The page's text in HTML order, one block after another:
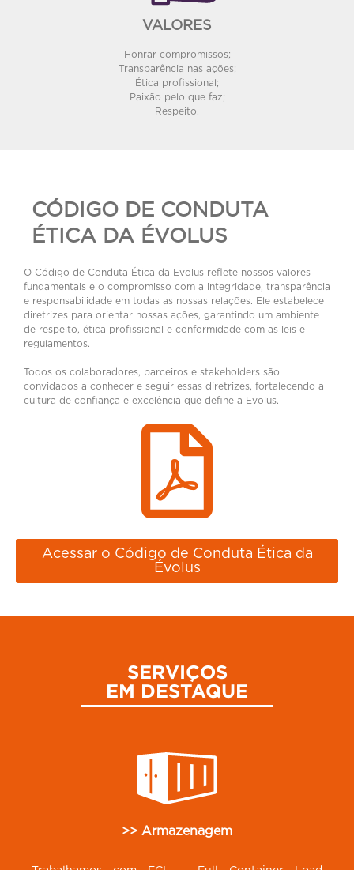
VALORES
Honrar compromissos;
Transparência nas ações;
Ética profissional;
Paixão pelo que faz;
Respeito.
CÓDIGO DE CONDUTA
ÉTICA DA ÉVOLUS
O Código de Conduta Ética da Evolus reflete nossos valores
fundamentais e o compromisso com a integridade, transparência
e responsabilidade em todas as nossas relações. Ele estabelece
diretrizes para orientar nossas ações, garantindo um ambiente
de respeito, ética profissional e conformidade com as leis e
regulamentos.
Todos os colaboradores, parceiros e stakeholders são
convidados a conhecer e seguir essas diretrizes, fortalecendo a
cultura de confiança e excelência que define a Evolus.
Acessar o Código de Conduta Ética da
Évolus
SERVIÇOS
EM DESTAQUE
>> Armazenagem